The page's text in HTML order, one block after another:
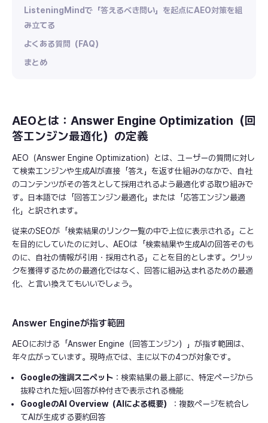
ListeningMindで「答えるべき問い」を起点にAEO対策を組
み立てる
よくある質問（FAQ）
まとめ
AEOとは：Answer Engine Optimization（回
答エンジン最適化）の定義
AEO（Answer Engine Optimization）とは、ユーザーの質問に対し
て検索エンジンや生成AIが直接「答え」を返す仕組みのなかで、自社
のコンテンツがその答えとして採用されるよう最適化する取り組みで
す。日本語では「回答エンジン最適化」または「応答エンジン最適
化」と訳されます。
従来のSEOが「検索結果のリンク一覧の中で上位に表示される」こと
を目的にしていたのに対し、AEOは「検索結果や生成AIの回答そのも
のに、自社の情報が引用・採用される」ことを目的とします。クリッ
クを獲得するための最適化ではなく、回答に組み込まれるための最適
化、と言い換えてもいいでしょう。
Answer Engineが指す範囲
AEOにおける「Answer Engine（回答エンジン）」が指す範囲は、
年々広がっています。現時点では、主に以下の4つが対象です。
Googleの強調スニペット ：検索結果の最上部に、特定ページから
抜粋された短い回答が枠付きで表示される機能
GoogleのAI Overview（AIによる概要）
：複数ページを統合し
てAIが生成する要約回答